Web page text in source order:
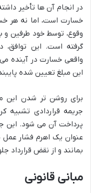
در انجام آن ها تأخیر
خسارت است، اما نه هر
وقوع، توسط خود طرفین و
گرفته است. این توافق،
واقعی خسارت در آینده
این مبلغ تعیین شده
برای روشن تر شدن این
جریمه قراردادی تشبیه
پرداخت آن می شود. این
عنوان یک اهرم فشار عمل
بمانند و از نقض قرارداد
مبانی قانونی